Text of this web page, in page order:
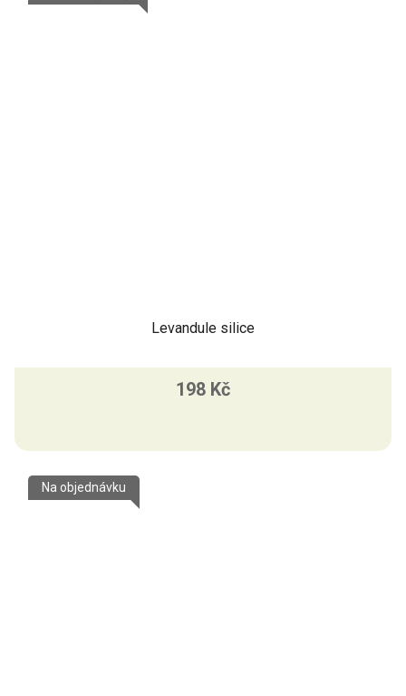
Levandule silice
198 Kč
Na objednávku